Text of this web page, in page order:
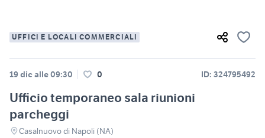
UFFICI E LOCALI COMMERCIALI
19 dic alle 09:30 0 ID: 324795492
Ufficio temporaneo sala riunioni
parcheggi
Casalnuovo di Napoli (NA)